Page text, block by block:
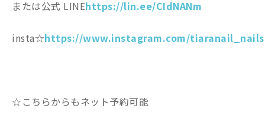
または公式 LINEhttps://lin.ee/CIdNANm
insta☆https://www.instagram.com/
☆こちらからもネット予約可能